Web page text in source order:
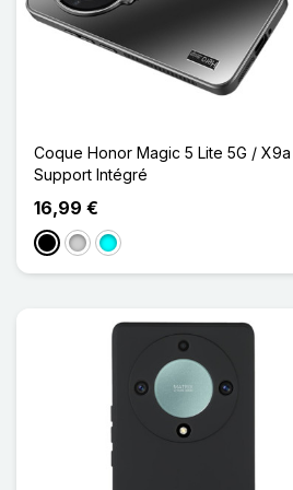
Coque Honor Magic 5 Lite 5G / X9a
Support Intégré
16,99 €
NoirArgenté
Cyan